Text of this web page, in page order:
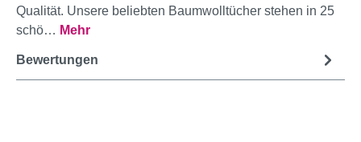
Qualität. Unsere beliebten Baumwolltücher stehen in 25
schö… Mehr
Bewertungen